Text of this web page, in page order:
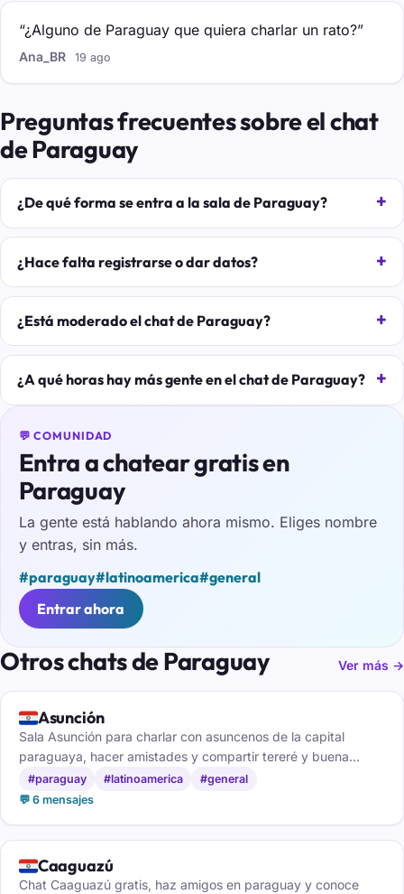
“¿Alguno de Paraguay que quiera charlar un rato?”
Ana_BR 19 ago
Preguntas frecuentes sobre el chat
de Paraguay
¿De qué forma se entra a la sala de Paraguay?
¿Hace falta registrarse o dar datos?
¿Está moderado el chat de Paraguay?
¿A qué horas hay más gente en el chat de Paraguay?
💬 COMUNIDAD
Entra a chatear gratis en
Paraguay
La gente está hablando ahora mismo. Eliges nombre
y entras, sin más.
#paraguay#latinoamerica#general
Entrar ahora
Otros chats de Paraguay Ver más →
🇵🇾Asunción
Sala Asunción para charlar con asuncenos de la capital
paraguaya, hacer amistades y compartir tereré y buena
conversación.
#paraguay #latinoamerica
#general
💬 6 mensajes
🇵🇾Caaguazú
Chat Caaguazú gratis, haz amigos en paraguay y conoce